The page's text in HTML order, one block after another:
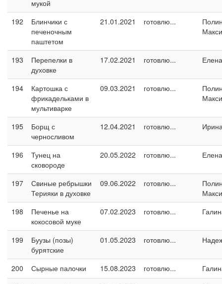
мукой
192
Блинчики с
печеночным
паштетом
21.01.2021 готовлю...
193
Перепелки в
духовке
17.02.2021 готовлю...
194
Картошка с
фрикадельками в
мультиварке
09.03.2021 готовлю...
195
Борщ с
черносливом
12.04.2021 готовлю...
196
Тунец на
сковороде
20.05.2022 готовлю...
197
Свиные ребрышки
Терияки в духовке
09.06.2022 готовлю...
198
Печенье на
кокосовой муке
07.02.2023 готовлю...
199
Буузы (позы)
бурятские
01.05.2023 готовлю...
200 Сырные палочки 15.08.2023 готовлю...